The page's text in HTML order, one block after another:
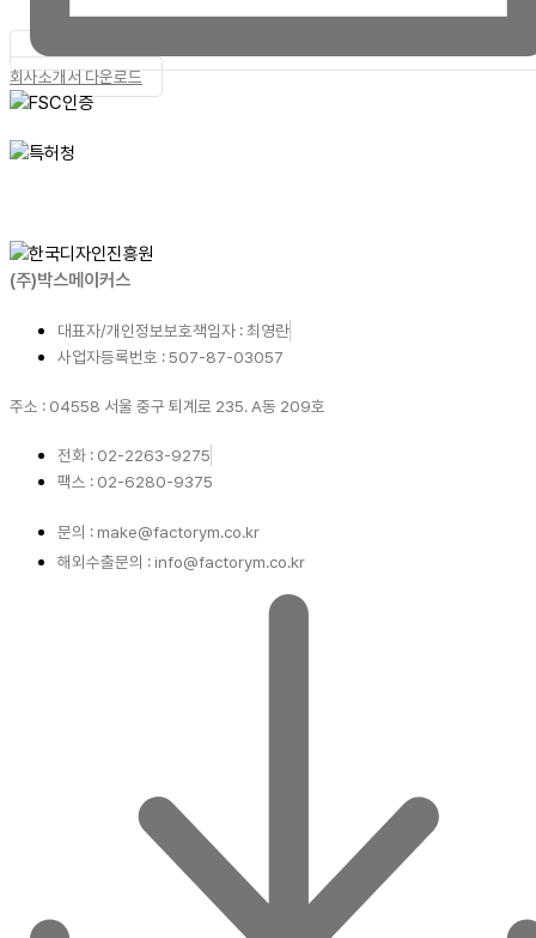
회사소개서 다운로드
(주)박스메이커스
대표자/개인정보보호책임자 : 최영란
사업자등록번호 : 507-87-03057
주소 : 04558 서울 중구 퇴계로 235. A동 209호
전화 : 02-2263-9275
팩스 : 02-6280-9375
문의 : make@factorym.co.kr
해외수출문의 : info@factorym.co.kr